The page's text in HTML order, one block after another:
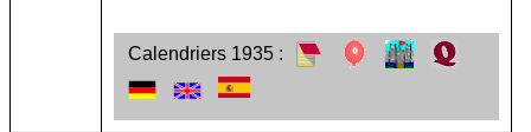
Calendriers 1935 :